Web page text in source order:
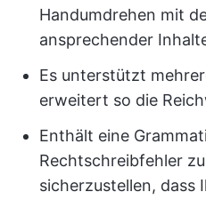
Handumdrehen mit
ansprechender
Es unterstützt
erweitert so die
Enthält eine
Rechtschreibfehler
sicherzustellen, dass